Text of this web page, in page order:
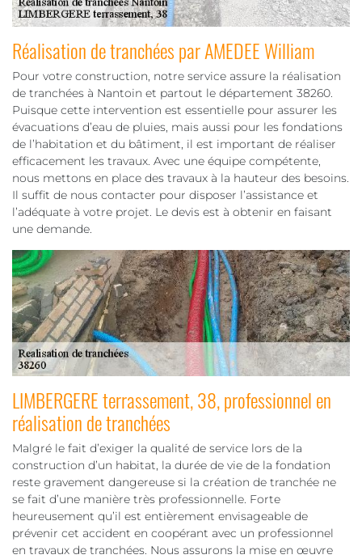
Réalisation de tranchées par AMEDEE William
Pour votre construction, notre service assure la réalisation
de tranchées à Nantoin et partout le département 38260.
Puisque cette intervention est essentielle pour assurer les
évacuations d’eau de pluies, mais aussi pour les fondations
de l’habitation et du bâtiment, il est important de réaliser
efficacement les travaux. Avec une équipe compétente,
nous mettons en place des travaux à la hauteur des besoins.
Il suffit de nous contacter pour disposer l’assistance et
l’adéquate à votre projet. Le devis est à obtenir en faisant
une demande.
LIMBERGERE terrassement, 38, professionnel en
réalisation de tranchées
Malgré le fait d’exiger la qualité de service lors de la
construction d’un habitat, la durée de vie de la fondation
reste gravement dangereuse si la création de tranchée ne
se fait d’une manière très professionnelle. Forte
heureusement qu’il est entièrement envisageable de
prévenir cet accident en coopérant avec un professionnel
en travaux de tranchées. Nous assurons la mise en œuvre